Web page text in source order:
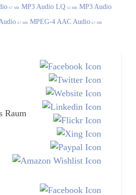
67 MB MP3 Audio LQ 32 MB MP3 Audio
67 MB MPEG-4 AAC Audio 67 MB
Raum